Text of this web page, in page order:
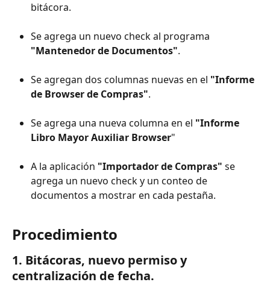
bitácora.
Se agrega un nuevo check al programa
"Mantenedor de Documentos".
Se agregan dos columnas nuevas en el "Informe
de Browser de Compras".
Se agrega una nueva columna en el "Informe
Libro Mayor Auxiliar Browser"
A la aplicación "Importador de Compras" se
agrega un nuevo check y un conteo de
documentos a mostrar en cada pestaña.
Procedimiento
1. Bitácoras, nuevo permiso y
centralización de fecha.